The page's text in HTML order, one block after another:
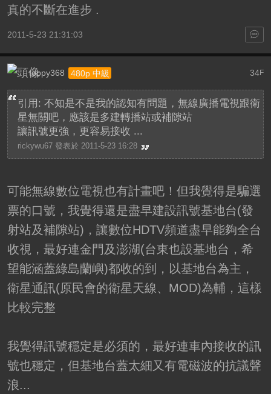
真的不斷在進步 .
2011-5-23 21:31:03
34F
toppy368 480p 中級
引用: 不知是不是我的認知有問題，無線廣播電視跟衛
星無關吧，應該是多建轉播站或補隙站
讓訊號更強，更容易接收 ...
rickywu67 發表於 2011-5-23 16:28
可能無線數位電視也有計畫吧！但我覺得是騙選
票的口號，我覺得還是盡早建設訊號基地台(發
射站及補隙站)，讓數位HDTV頻道盡早能夠全台
收視，最好連金門及澎湖(台東也設基地台，希
望能涵蓋綠島蘭嶼)都收的到，以基地台為主，
衛星通訊(原民會的衛星天線、MOD)為輔，這樣
比較完整
我覺得訊號穩定是必須的，最好連車內接收的訊
號也穩定，但基地台蓋太細又有電磁波的抗議聲
浪...